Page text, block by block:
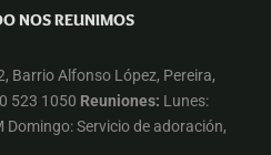
NOS REUNIMOS
Barrio Alfonso López, Pereira,
523 1050 Reuniones: Lunes:
Domingo: Servicio de adoración,